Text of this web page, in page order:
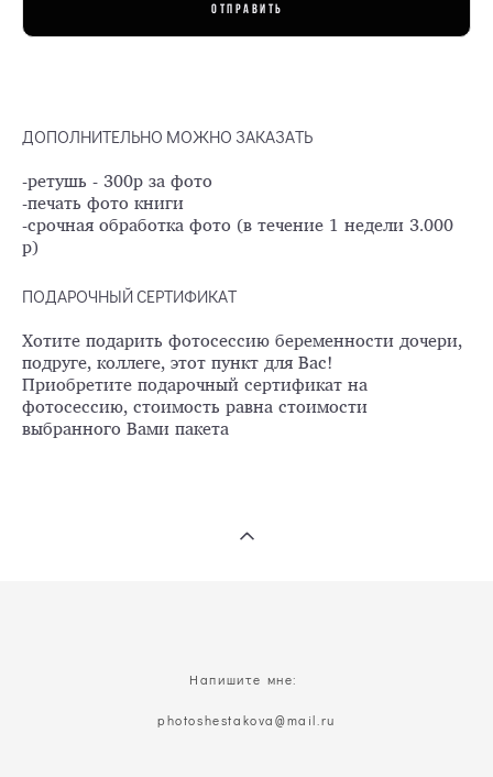
ОТПРАВИТЬ
ДОПОЛНИТЕЛЬНО МОЖНО ЗАКАЗАТЬ
-ретушь - 300р за фото
-печать фото книги
-срочная обработка фото (в течение 1 недели 3.000
р)
ПОДАРОЧНЫЙ СЕРТИФИКАТ
Хотите подарить фотосессию беременности дочери,
подруге, коллеге, этот пункт для Вас!
Приобретите подарочный сертификат на
фотосессию, стоимость равна стоимости
выбранного Вами пакета
Напишите мне:
photoshestakova@mail.ru